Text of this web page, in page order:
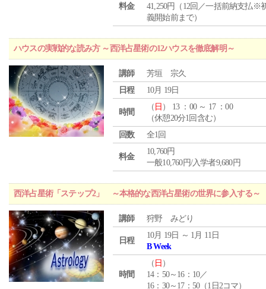
料金
41,250円（12回／一括前納支払※
義開始前まで）
ハウスの実戦的な読み方 ～西洋占星術の12ハウスを徹底解明～
講師
芳垣 宗久
日程
10月 19日
時間
（ 日 ） 13 ：00 ～ 17 ：00
（休憩20分1回含む）
回数
全1回
料金
10,760円
一般10,760円/入学者9,680円
西洋占星術「ステップ2」 ～本格的な西洋占星術の世界に参入する～
講師 狩野 みどり
日程
10月 19日 ～ 1月 11日
B Week
時間
（ 日 ）
14：50～16：10／
16：30～17：50（1日2コマ）